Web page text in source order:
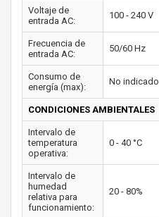
Voltaje de
entrada AC:
100 - 240 V
Frecuencia de
entrada AC:
50/60 Hz
Consumo de
energía (max):
No indicado
CONDICIONES AMBIENTALES
Intervalo de
temperatura
operativa:
0 - 40 °C
Intervalo de
humedad
relativa para
funcionamiento:
20 - 80%